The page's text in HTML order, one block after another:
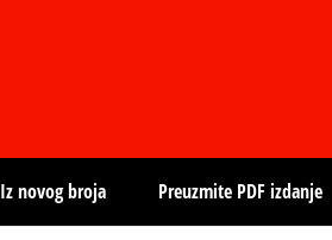
Iz novog broja Preuzmite PDF izdanje